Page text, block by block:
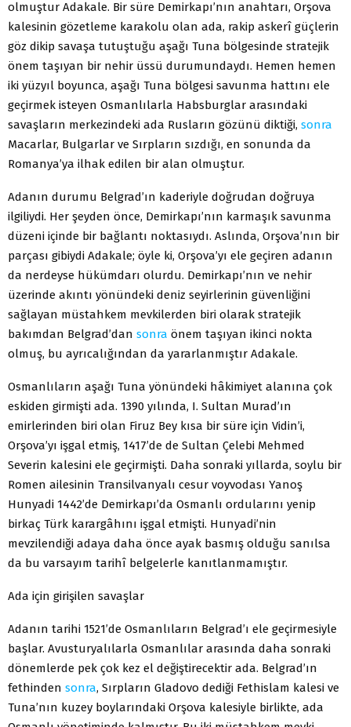
olmuştur Adakale. Bir süre Demirkapı’nın anahtarı, Orşova
kalesinin gözetleme karakolu olan ada, rakip askerî güçlerin
göz dikip savaşa tutuştuğu aşağı Tuna bölgesinde stratejik
önem taşıyan bir nehir üssü durumundaydı. Hemen hemen
iki yüzyıl boyunca, aşağı Tuna bölgesi savunma hattını ele
geçirmek isteyen Osmanlılarla Habsburglar arasındaki
savaşların merkezindeki ada Rusların gözünü diktiği, sonra
Macarlar, Bulgarlar ve Sırpların sızdığı, en sonunda da
Romanya’ya ilhak edilen bir alan olmuştur.
Adanın durumu Belgrad’ın kaderiyle doğrudan doğruya
ilgiliydi. Her şeyden önce, Demirkapı’nın karmaşık savunma
düzeni içinde bir bağlantı noktasıydı. Aslında, Orşova’nın bir
parçası gibiydi Adakale; öyle ki, Orşova’yı ele geçiren adanın
da nerdeyse hükümdarı olurdu. Demirkapı’nın ve nehir
üzerinde akıntı yönündeki deniz seyirlerinin güvenliğini
sağlayan müstahkem mevkilerden biri olarak stratejik
bakımdan Belgrad’dan sonra önem taşıyan ikinci nokta
olmuş, bu ayrıcalığından da yararlanmıştır Adakale.
Osmanlıların aşağı Tuna yönündeki hâkimiyet alanına çok
eskiden girmişti ada. 1390 yılında, I. Sultan Murad’ın
emirlerinden biri olan Firuz Bey kısa bir süre için Vidin’i,
Orşova’yı işgal etmiş, 1417’de de Sultan Çelebi Mehmed
Severin kalesini ele geçirmişti. Daha sonraki yıllarda, soylu bir
Romen ailesinin Transilvanyalı cesur voyvodası Yanoş
Hunyadi 1442’de Demirkapı’da Osmanlı ordularını yenip
birkaç Türk karargâhını işgal etmişti. Hunyadi’nin
mevzilendiği adaya daha önce ayak basmış olduğu sanılsa
da bu varsayım tarihî belgelerle kanıtlanmamıştır.
Ada için girişilen savaşlar
Adanın tarihi 1521’de Osmanlıların Belgrad’ı ele geçirmesiyle
başlar. Avusturyalılarla Osmanlılar arasında daha sonraki
dönemlerde pek çok kez el değiştirecektir ada. Belgrad’ın
fethinden sonra, Sırpların Gladovo dediği Fethislam kalesi ve
Tuna’nın kuzey boylarındaki Orşova kalesiyle birlikte, ada